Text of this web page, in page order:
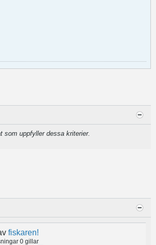
som uppfyller dessa kriterier.
fiskaren!
0 gillar